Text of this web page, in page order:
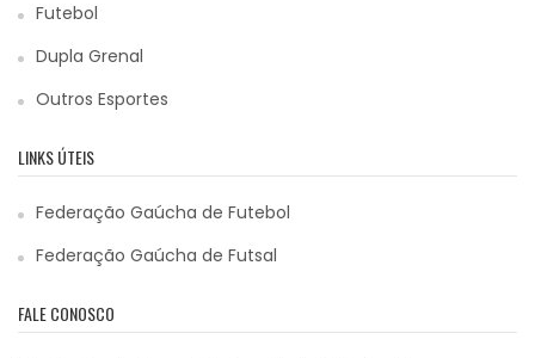
Futebol
Dupla Grenal
Outros Esportes
LINKS ÚTEIS
Federação Gaúcha de Futebol
Federação Gaúcha de Futsal
FALE CONOSCO